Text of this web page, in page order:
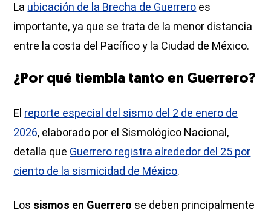
La ubicación de la Brecha de Guerrero es
importante, ya que se trata de la menor distancia
entre la costa del Pacífico y la Ciudad de México.
¿Por qué tiembla tanto en Guerrero?
El reporte especial del sismo del 2 de enero de
2026, elaborado por el Sismológico Nacional,
detalla que Guerrero registra alrededor del 25 por
ciento de la sismicidad de México.
Los sismos en Guerrero se deben principalmente